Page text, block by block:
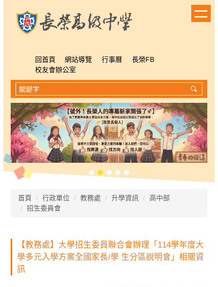
回首頁 網站導覽 行事曆
長榮FB
校友會辦公室
首頁 行政單位 教務處 升學資訊
高中部
招生委員會
【教務處】大學招生委員聯合會辦理「114學年度大
學多元入學方案全國家長/學 生分區說明會」相關資
訊